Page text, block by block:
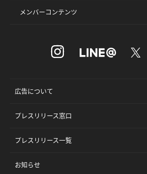
メンバーコンテンツ
広告について
プレスリリース窓口
プレスリリース一覧
お知らせ